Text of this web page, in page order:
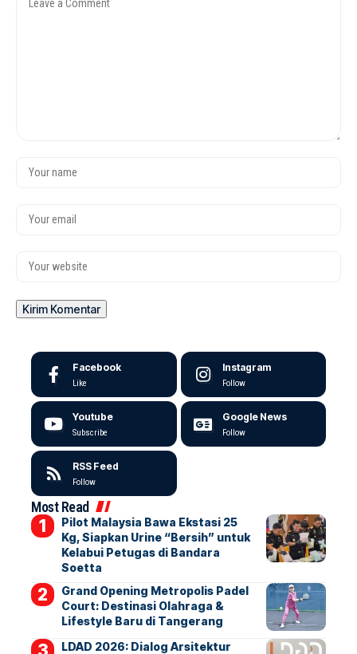
Facebook
Like
Instagram
Follow
Youtube
Subscribe
Google News
Follow
RSS Feed
Follow
Most Read
Pilot Malaysia Bawa Ekstasi 25
Kg, Siapkan Urine “Bersih” untuk
Kelabui Petugas di Bandara
Soetta
Grand Opening Metropolis Padel
Court: Destinasi Olahraga &
Lifestyle Baru di Tangerang
LDAD 2026: Dialog Arsitektur